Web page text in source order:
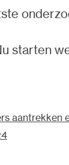
starten
aantrekken